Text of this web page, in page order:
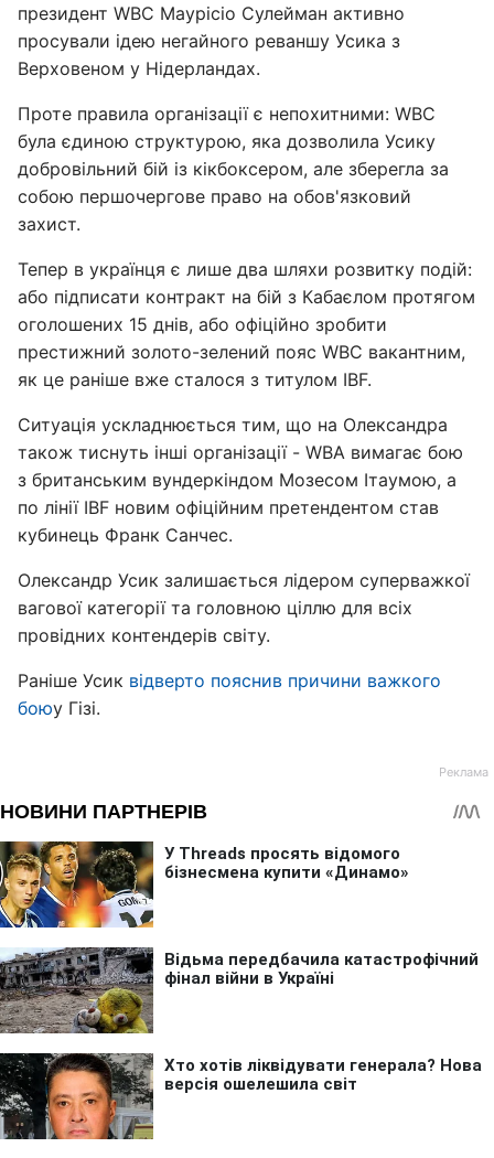
президент WBC Маурісіо Сулейман активно
просували ідею негайного реваншу Усика з
Верховеном у Нідерландах.
Проте правила організації є непохитними: WBC
була єдиною структурою, яка дозволила Усику
добровільний бій із кікбоксером, але зберегла за
собою першочергове право на обов'язковий
захист.
Тепер в українця є лише два шляхи розвитку подій:
або підписати контракт на бій з Кабаєлом протягом
оголошених 15 днів, або офіційно зробити
престижний золото-зелений пояс WBC вакантним,
як це раніше вже сталося з титулом IBF.
Ситуація ускладнюється тим, що на Олександра
також тиснуть інші організації - WBA вимагає бою
з британським вундеркіндом Мозесом Ітаумою, а
по лінії IBF новим офіційним претендентом став
кубинець Франк Санчес.
Олександр Усик залишається лідером суперважкої
вагової категорії та головною ціллю для всіх
провідних контендерів світу.
Раніше Усик відверто пояснив причини важкого
боюу Гізі.